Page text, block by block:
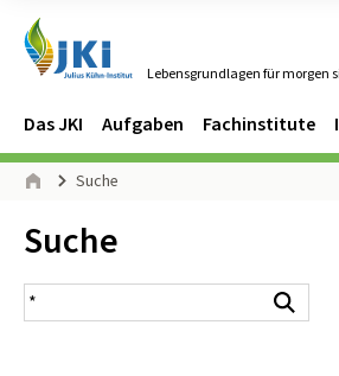
Lebensgrundlagen für morgen
Navigation
Hauptmenü
Das JKI Aufgaben Fachinstitute
Seitenpfad
Suche
Inhalt:
Suche
Suchergebnis